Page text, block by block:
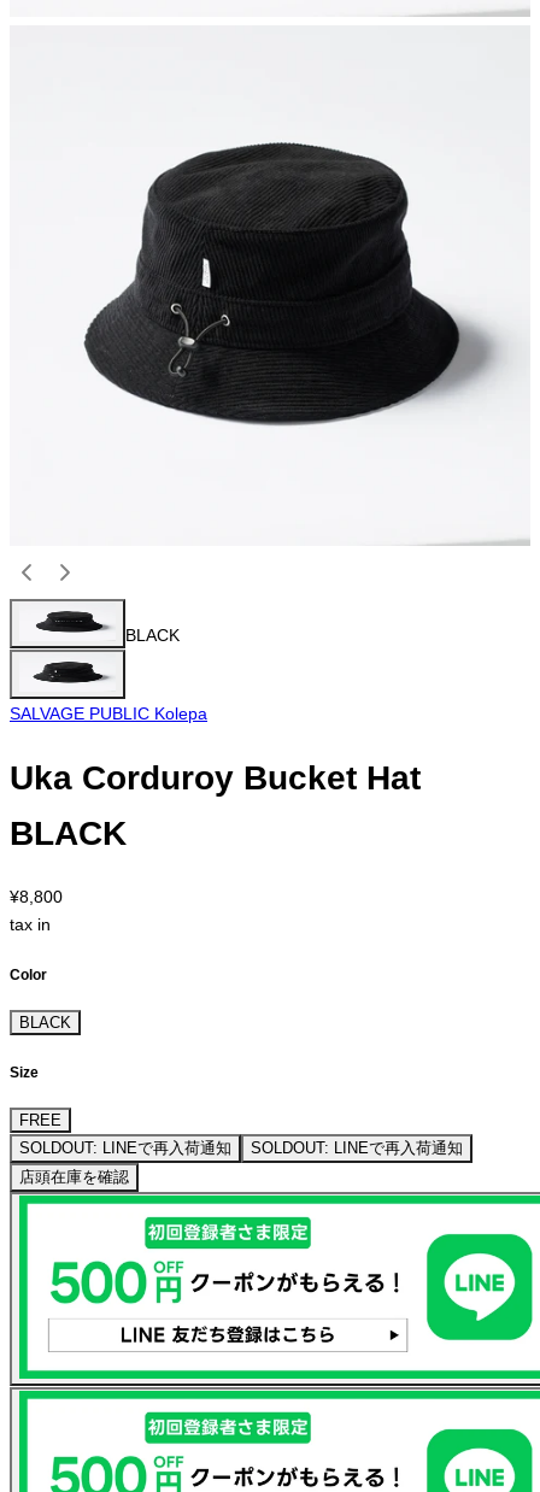
BLACK
SALVAGE PUBLIC Kolepa
Uka Corduroy Bucket Hat
BLACK
¥8,800
tax in
Color
BLACK
Size
FREE
SOLDOUT: LINEで再入荷通知
SOLDOUT: LINEで再入荷通知
店頭在庫を確認